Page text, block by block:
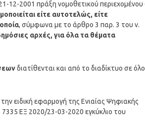
12-2001 πράξη νομοθετικού περιεχομένου
είτε αυτοτελώς, είτε
, σύμφωνα με το άρθρο 3 παρ. 3 του ν.
αρχές, για όλα τα θέματα
διατίθενται και από το διαδίκτυο σε
ειδική εφαρμογή της Ενιαίας Ψηφιακής
ΕΞ 2020/23-03-2020 εγκύκλιο του